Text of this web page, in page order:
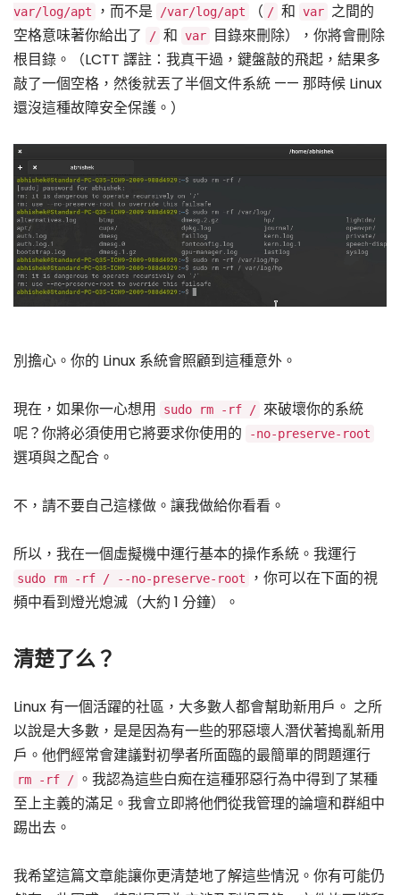
var/log/apt
，而不是 /var/log/apt （ / 和 var 之間的
空格意味著你給出了
/ 和 var
目錄來刪除），你將會刪除
根目錄。（LCTT 譯註：我真干過，鍵盤敲的飛起，結果多
敲了一個空格，然後就丟了半個文件系統 —— 那時候 Linux
還沒這種故障安全保護。）
別擔心。你的 Linux 系統會照顧到這種意外。
現在，如果你一心想用 sudo rm -rf / 來破壞你的系統
呢？你將必須使用它將要求你使用的
-no-preserve-root
選項與之配合。
不，請不要自己這樣做。讓我做給你看看。
所以，我在一個虛擬機中運行基本的操作系統。我運行
sudo rm -rf / --no-preserve-root
，你可以在下面的視
頻中看到燈光熄滅（大約 1 分鐘）。
清楚了么？
Linux 有一個活躍的社區，大多數人都會幫助新用戶。 之所
以說是大多數，是是因為有一些的邪惡壞人潛伏著搗亂新用
戶。他們經常會建議對初學者所面臨的最簡單的問題運行
rm -rf / 。我認為這些白痴在這種邪惡行為中得到了某種
至上主義的滿足。我會立即將他們從我管理的論壇和群組中
踢出去。
我希望這篇文章能讓你更清楚地了解這些情況。你有可能仍